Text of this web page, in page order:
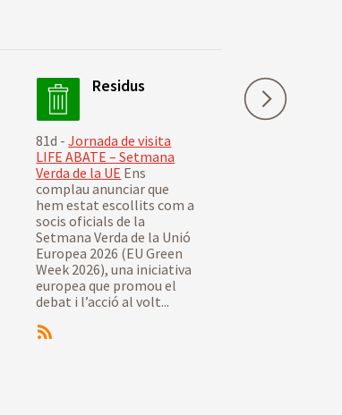
Residus
81d -Jornada de visita
LIFE ABATE – Setmana
Verda de la UE Ens
complau anunciar que
hem estat escollits com a
socis oficials de la
Setmana Verda de la Unió
Europea 2026 (EU Green
Week 2026), una iniciativa
europea que promou el
debat i l’acció al volt...
Residus